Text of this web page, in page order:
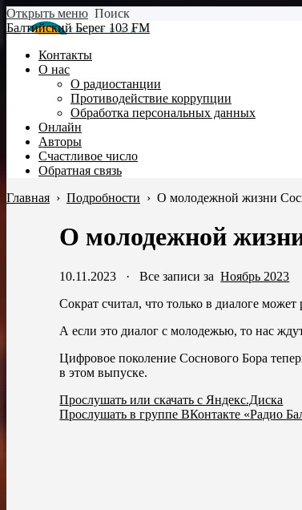
Открыть меню Поиск
Балтийский Берег 103 FM
Контакты
О нас
О радиостанции
Противодействие коррупции
Обработка персональных данных
Онлайн
Авторы
Счастливое число
Обратная связь
Главная › Подробности › О молодежной жизни
О молодежной
10.11.2023 ·Все записи заНоябрь 2023
Сократ считал, что только в диалоге может
А если это диалог с молодежью, то нас
Цифровое поколение Соснового Бора
в этом выпуске.
Прослушать или скачать с Яндекс.Диска
Прослушать в группе ВКонтакте «Радио